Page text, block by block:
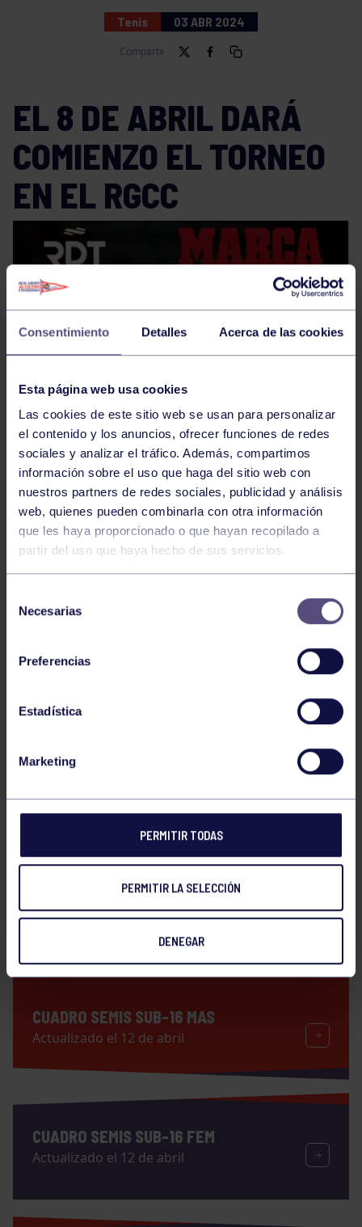
Consentimiento Detalles Acerca de las cookies
Esta página web usa cookies
Las cookies de este sitio web se usan para personalizar
el contenido y los anuncios, ofrecer funciones de redes
sociales y analizar el tráfico. Además, compartimos
información sobre el uso que haga del sitio web con
nuestros partners de redes sociales, publicidad y análisis
web, quienes pueden combinarla con otra información
que les haya proporcionado o que hayan recopilado a
partir del uso que haya hecho de sus servicios.
Necesarias
Preferencias
Estadística
Marketing
PERMITIR TODAS
PERMITIR LA SELECCIÓN
DENEGAR
Tenis 03 ABR 2024
Comparte
EL 8 DE ABRIL DARÁ
COMIENZO EL TORNEO
EN EL RGCC
Descarga
Descarga
CUADRO SEMIS SUB-16 MAS
Actualizado el 12 de abril
CUADRO SEMIS SUB-16 FEM
Actualizado el 12 de abril